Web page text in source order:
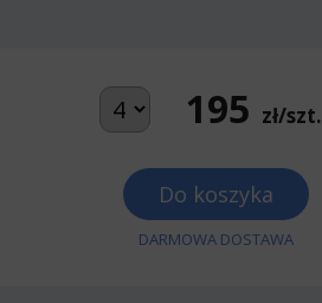
195 zł/szt.
Do koszyka
DARMOWA DOSTAWA